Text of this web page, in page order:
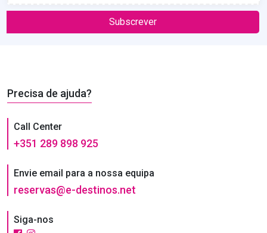
Subscrever
Precisa de ajuda?
Call Center
+351 289 898 925
Envie email para a nossa equipa
reservas@e-destinos.net
Siga-nos